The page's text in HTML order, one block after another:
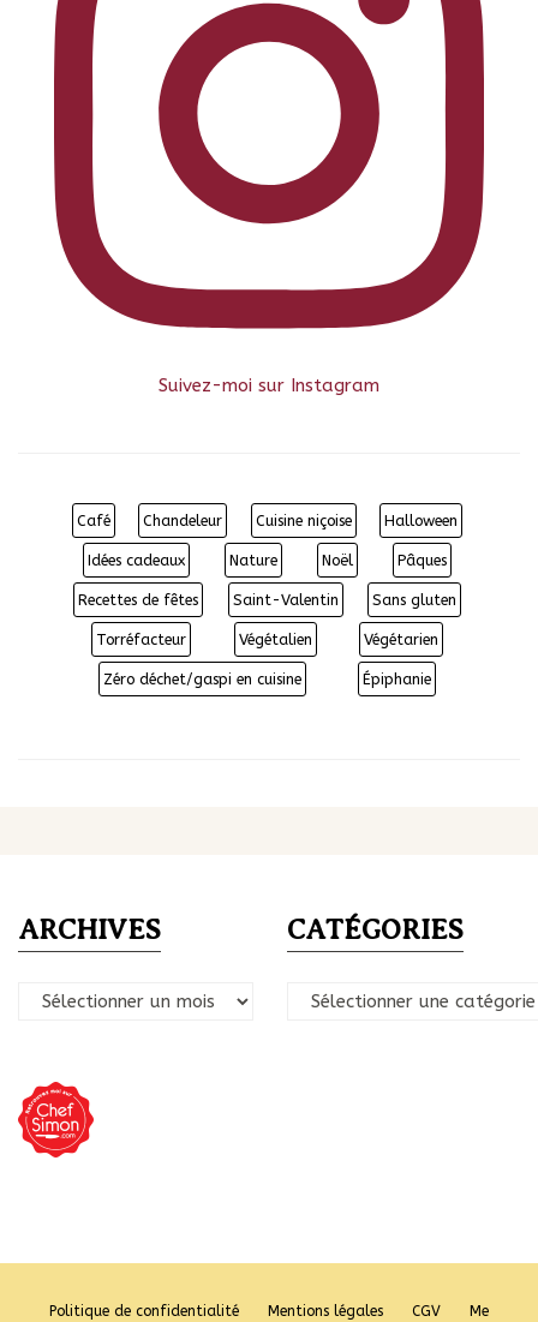
Suivez-moi sur Instagram
Café Chandeleur Cuisine niçoise Halloween
Idées cadeaux Nature Noël Pâques
Recettes de fêtes Saint-Valentin Sans gluten
Torréfacteur Végétalien Végétarien
Zéro déchet/gaspi en cuisine Épiphanie
ARCHIVES
Archives
CATÉGORIES
Catégories
Politique de confidentialité Mentions légales CGV
Me